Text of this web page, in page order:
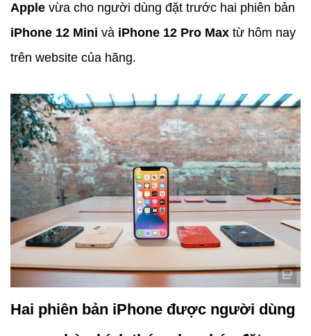
Apple vừa cho người dùng đặt trước hai phiên bản
iPhone 12 Mini và iPhone 12 Pro Max từ hôm nay
trên website của hãng.
Hai phiên bản iPhone được người dùng